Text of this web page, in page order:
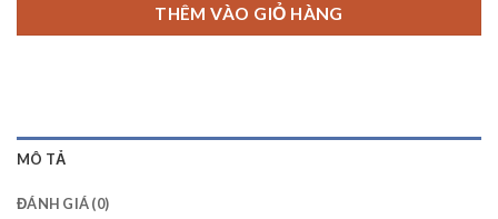
THÊM VÀO GIỎ HÀNG
MÔ TẢ
ĐÁNH GIÁ (0)